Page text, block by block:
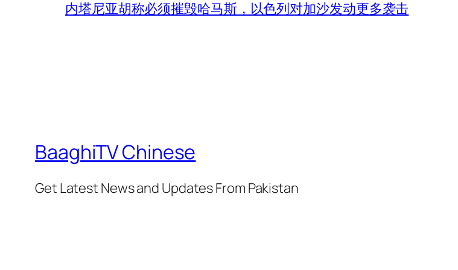
内塔尼亚胡称必须摧毁哈马斯，以色列对加沙发动更多袭击
BaaghiTV Chinese
Get Latest News and Updates From Pakistan